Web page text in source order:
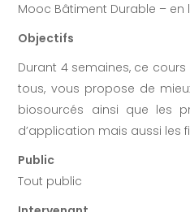
Mooc Bâtiment Durable – en
Objectifs
Durant 4 semaines, ce
tous, vous propose de
biosourcés ainsi que les
d’application mais aussi les
Public
Tout public